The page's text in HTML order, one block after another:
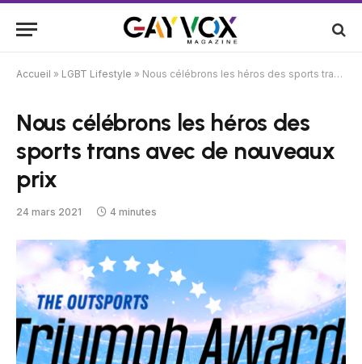
Accueil » LGBT Lifestyle » Nous célébrons les héros des sports trans avec de nouveaux prix
Nous célébrons les héros des
sports trans avec de nouveaux
prix
24 mars 2021 4 minutes